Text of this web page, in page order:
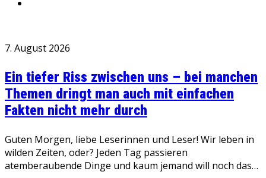
7. August 2026
Ein tiefer Riss zwischen uns – bei manchen
Themen dringt man auch mit einfachen
Fakten nicht mehr durch
Guten Morgen, liebe Leserinnen und Leser! Wir leben in
wilden Zeiten, oder? Jeden Tag passieren
atemberaubende Dinge und kaum jemand will noch das…